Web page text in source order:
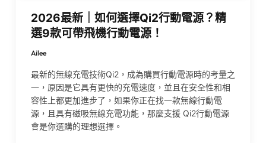
2026最新｜如何選擇Qi2行動電源？精
選9款可帶飛機行動電源！
Ailee
最新的無線充電技術Qi2，成為購買行動電源時的考量之
一，原因是它具有更快的充電速度，並且在安全性和相
容性上都更加進步了，如果你正在找一款無線行動電
源，且具有磁吸無線充電功能，那麼支援 Qi2行動電源
會是你選購的理想選擇。